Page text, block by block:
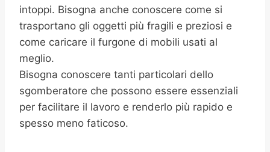
intoppi. Bisogna anche conoscere come si
trasportano gli oggetti più fragili e preziosi e
come caricare il furgone di mobili usati al
meglio.
Bisogna conoscere tanti particolari dello
sgomberatore che possono essere essenziali
per facilitare il lavoro e renderlo più rapido e
spesso meno faticoso.